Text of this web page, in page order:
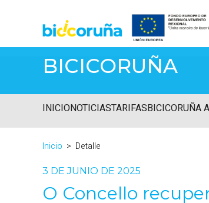
BICICORUÑA
INICIONOTICIASTARIFASBICICORUÑA
Inicio Detalle
3 DE JUNIO DE 2025
O Concello